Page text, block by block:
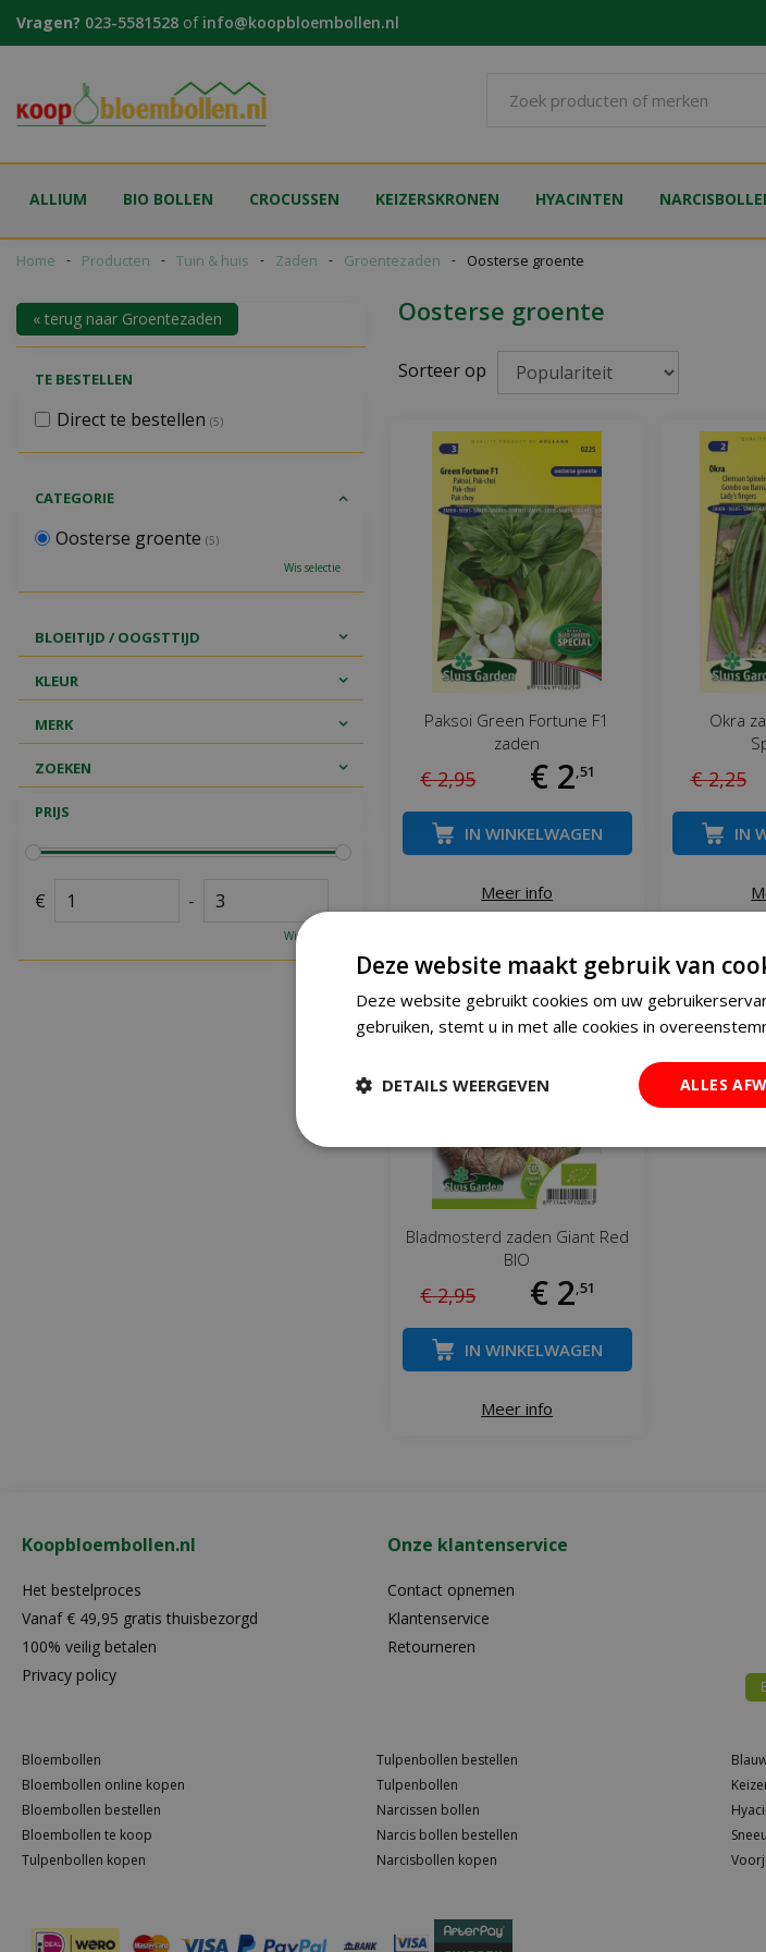
naar
Home Producten Tuin & huis Zaden Groentezaden Oosterse groente
Vragen? 023-5581528 of info@koopbloembollen.nl
ALLIUM BIO BOLLEN CROCUSSEN KEIZERSKRONEN HYACINTEN
Oosterse groente
Sorteer op
Paksoi Green Fortune F1
zaden
€ 2,95 € 2 ,51
Meer info
IN WINKELWAGEN
Okra
€ 2,25
IN
Bladmosterd zaden Giant Red
BIO
€ 2,95 € 2 ,51
Meer info
IN WINKELWAGEN
« terug naar Groentezaden
TE BESTELLEN
Direct te bestellen (5)
CATEGORIE
Oosterse groente (5)
Wis selectie
BLOEITIJD / OOGSTTIJD
KLEUR
MERK
ZOEKEN
PRIJS
€ -
Wis selectie
Koopbloembollen.nl
Het bestelproces
Vanaf € 49,95 gratis thuisbezorgd
100% veilig betalen
Privacy policy
Onze klantenservice
Contact opnemen
Klantenservice
Retourneren
Bloembollen
Bloembollen online kopen
Bloembollen bestellen
Bloembollen te koop
Tulpenbollen kopen
Tulpenbollen bestellen
Tulpenbollen
Narcissen bollen
Narcis bollen bestellen
Narcisbollen kopen
Deze website maakt gebruik van
Deze website gebruikt cookies om uw
gebruiken, stemt u in met alle cookies in
ALLES
DETAILS WEERGEVEN